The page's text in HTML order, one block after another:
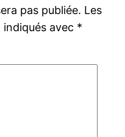
pas publiée. Les
avec *